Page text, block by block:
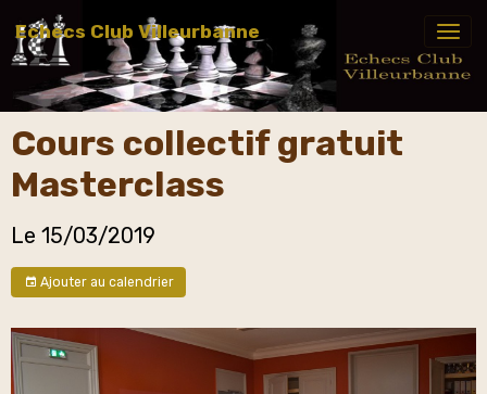
Echecs Club Villeurbanne
Cours collectif gratuit
Masterclass
Le 15/03/2019
Ajouter au calendrier